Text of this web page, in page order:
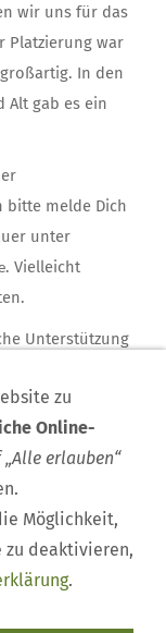
wir uns für das
Platzierung war
In den
Alt gab es ein
bitte melde Dich
unter
. Vielleicht
Unterstützung
zu
Online-
„Alle erlauben“
Möglichkeit,
zu deaktivieren,
.